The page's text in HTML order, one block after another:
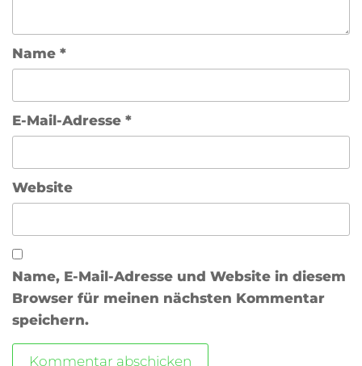
Name *
E-Mail-Adresse *
Website
Name, E-Mail-Adresse und Website in diesem
Browser für meinen nächsten Kommentar
speichern.